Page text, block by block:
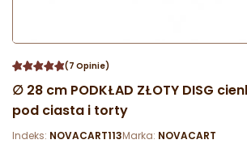
(7 Opinie)
∅ 28 cm PODKŁAD ZŁOTY DISG
pod ciasta i torty
Indeks: NOVACART113Marka: NOVACART